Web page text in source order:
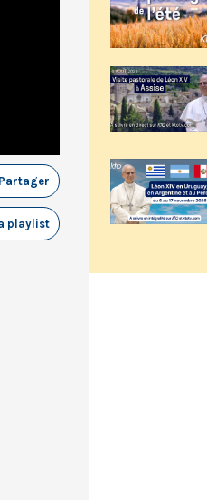
Partager
playlist